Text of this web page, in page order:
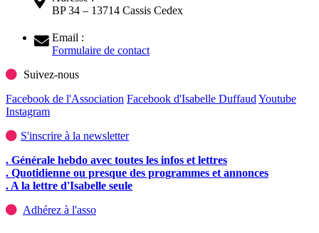
BP 34 – 13714 Cassis Cedex
Email :
Formulaire de contact
Suivez-nous
Facebook de l'Association Facebook d'Isabelle Duffaud Youtube
Instagram
S'inscrire à la newsletter
. Générale hebdo avec toutes les infos et lettres
. Quotidienne ou presque des programmes et annonces
. A la lettre d'Isabelle seule
Adhérez à l'asso